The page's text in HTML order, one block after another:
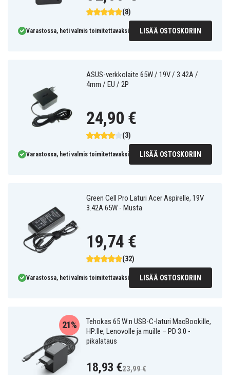
(8)
Varastossa, heti valmis toimitettavaksi LISÄÄ OSTOSKORIIN
ASUS-verkkolaite 65W / 19V / 3.42A /
4mm / EU / 2P
(3)
24,90 €
Varastossa, heti valmis toimitettavaksi LISÄÄ OSTOSKORIIN
Green Cell Pro Laturi Acer Aspirelle, 19V
3.42A 65W - Musta
(32)
19,74 €
Varastossa, heti valmis toimitettavaksi LISÄÄ OSTOSKORIIN
Tehokas 65 W:n USB-C-laturi MacBookille,
HP:lle, Lenovolle ja muille – PD 3.0 -
pikalataus
21%
18,93 €23,99 €